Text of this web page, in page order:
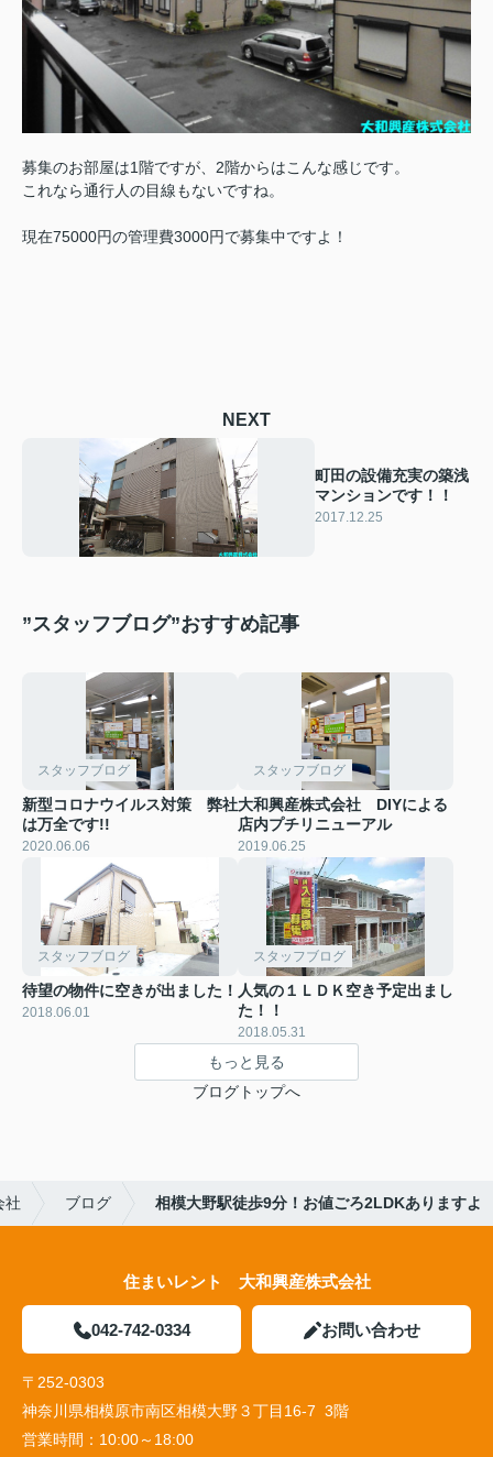
募集のお部屋は1階ですが、2階からはこんな感じです。
これなら通行人の目線もないですね。
現在75000円の管理費3000円で募集中ですよ！
NEXT
町田の設備充実の築浅
マンションです！！
2017.12.25
”スタッフブログ”おすすめ記事
スタッフブログ
新型コロナウイルス対策 弊社
は万全です!!
2020.06.06
スタッフブログ
大和興産株式会社 DIYによる
店内プチリニューアル
2019.06.25
スタッフブログ
待望の物件に空きが出ました！
2018.06.01
スタッフブログ
人気の１ＬＤＫ空き予定出まし
た！！
2018.05.31
もっと見る
ブログトップへ
社 ブログ 相模大野駅徒歩9分！お値ごろ2LDKありますよ
住まいレント 大和興産株式会社
042-742-0334 お問い合わせ
〒252-0303
神奈川県相模原市南区相模大野３丁目16-7 3階
営業時間： 10:00～18:00